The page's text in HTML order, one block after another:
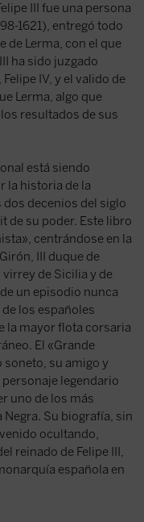
III fue una persona
1621), entregó todo
de Lerma, con el que
ha sido juzgado
IV, y el valido de
Lerma, algo que
resultados de sus
está siendo
la historia de la
decenios del siglo
de su poder. Este libro
centrándose en la
III duque de
virrey de Sicilia y de
un episodio nunca
los españoles
la mayor flota corsaria
El «Grande
soneto, su amigo y
personaje legendario
uno de los más
Su biografía, sin
ocultando,
reinado de Felipe III,
española en